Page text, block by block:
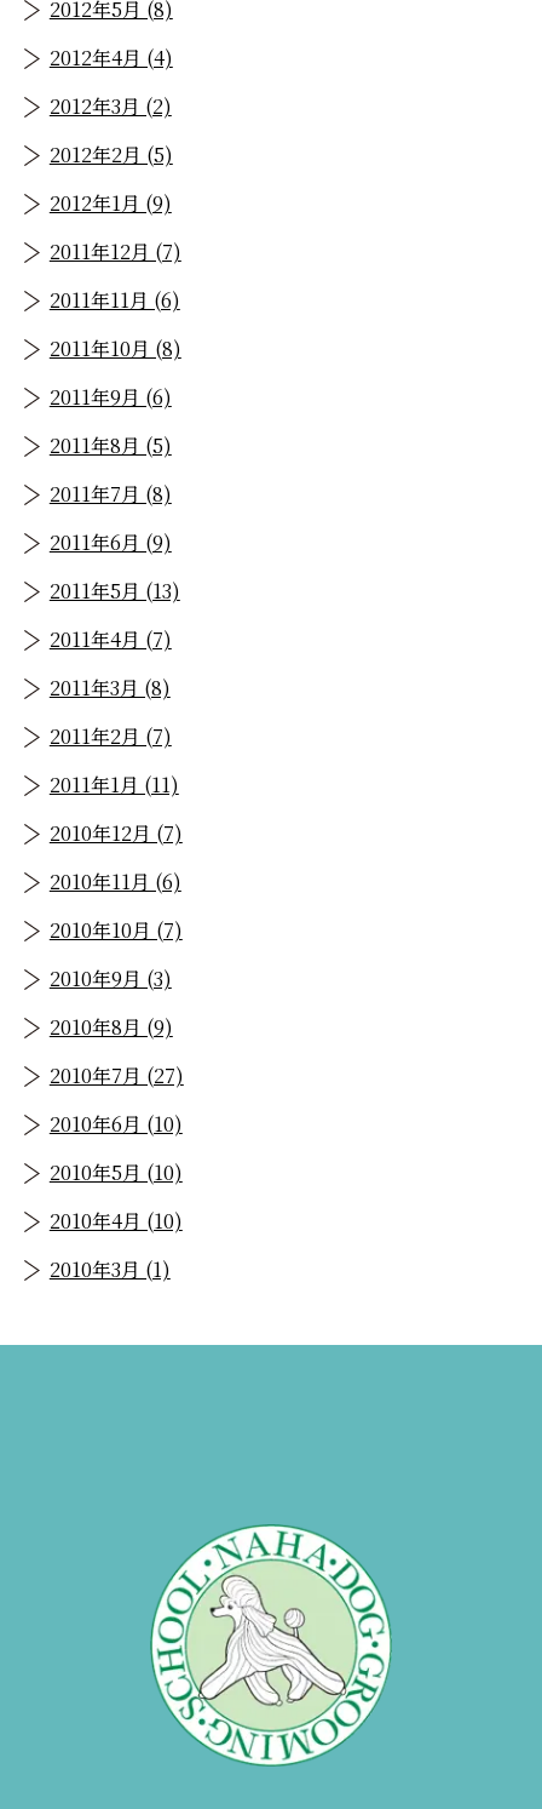
2012年5月 (8)
2012年4月 (4)
2012年3月 (2)
2012年2月 (5)
2012年1月 (9)
2011年12月 (7)
2011年11月 (6)
2011年10月 (8)
2011年9月 (6)
2011年8月 (5)
2011年7月 (8)
2011年6月 (9)
2011年5月 (13)
2011年4月 (7)
2011年3月 (8)
2011年2月 (7)
2011年1月 (11)
2010年12月 (7)
2010年11月 (6)
2010年10月 (7)
2010年9月 (3)
2010年8月 (9)
2010年7月 (27)
2010年6月 (10)
2010年5月 (10)
2010年4月 (10)
2010年3月 (1)